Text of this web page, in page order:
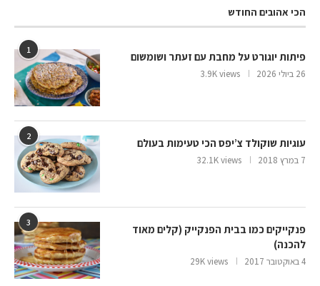
הכי אהובים החודש
1
פיתות יוגורט על מחבת עם זעתר ושומשום
26 ביולי 2026 3.9K views
2
עוגיות שוקולד צ’יפס הכי טעימות בעולם
7 במרץ 2018 32.1K views
3
פנקייקים כמו בבית הפנקייק (קלים מאוד
להכנה)
4 באוקטובר 2017 29K views